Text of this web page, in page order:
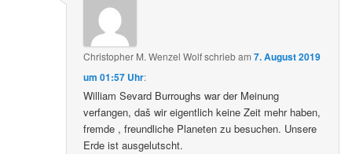
Christopher M. Wenzel Wolfschriebam7. August 2019
um 01:57 Uhr:
William Sevard Burroughs war der Meinung
verfangen, daš wir eigentlich keine Zeit mehr haben,
fremde , freundliche Planeten zu besuchen. Unsere
Erde ist ausgelutscht.